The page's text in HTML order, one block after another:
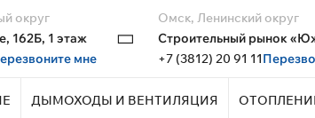
округ
162Б, 1 этаж
мне
Омск, Ленинский округ
Строительный рынок
+7 (3812) 20 91 11
ДЫМОХОДЫ И ВЕНТИЛЯЦИЯ